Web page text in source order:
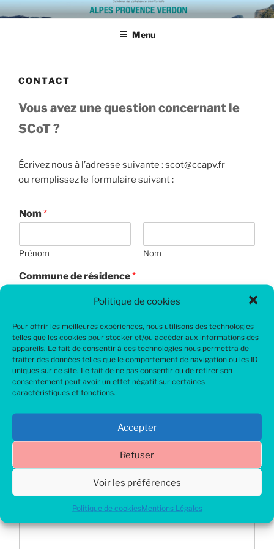
Politique de cookies
Pour offrir les meilleures expériences, nous utilisons des technologies
telles que les cookies pour stocker et/ou accéder aux informations des
appareils. Le fait de consentir à ces technologies nous permettra de
traiter des données telles que le comportement de navigation ou les ID
uniques sur ce site. Le fait de ne pas consentir ou de retirer son
consentement peut avoir un effet négatif sur certaines
caractéristiques et fonctions.
Accepter
Refuser
Voir les préférences
Politique de cookiesMentions Légales
Aller
au
SCOT ALPES PROVENCE
Menu
CONTACT
Vous avez une question concernant le
SCoT ?
Écrivez nous à l’adresse suivante : scot@ccapv.fr
ou remplissez le formulaire suivant :
Nom *
Prénom Nom
Commune de résidence*
E-mail *
Téléphone (facultatif)
Objet de votre demande*